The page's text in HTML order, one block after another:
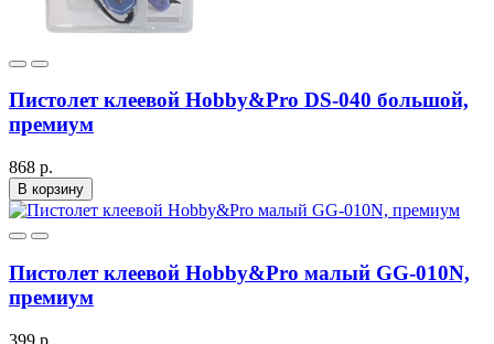
Пистолет клеевой Hobby&Pro DS-040 большой,
премиум
868 р.
В корзину
Пистолет клеевой Hobby&Pro малый GG-010N,
премиум
399 р.